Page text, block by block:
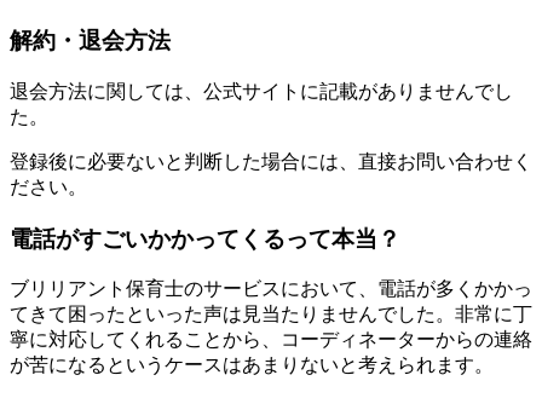
解約・退会方法
退会方法に関しては、公式サイトに記載がありませんでし
た。
登録後に必要ないと判断した場合には、直接お問い合わせく
ださい。
電話がすごいかかってくるって本当？
ブリリアント保育士のサービスにおいて、電話が多くかかっ
てきて困ったといった声は見当たりませんでした。非常に丁
寧に対応してくれることから、コーディネーターからの連絡
が苦になるというケースはあまりないと考えられます。